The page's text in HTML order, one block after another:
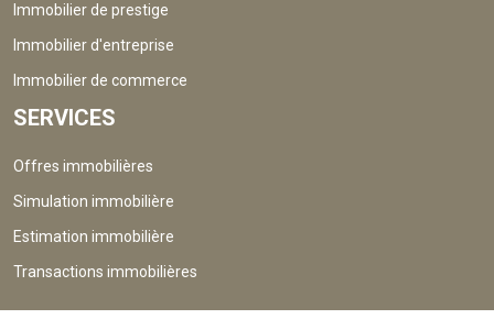
Immobilier de prestige
Immobilier d'entreprise
Immobilier de commerce
SERVICES
Offres immobilières
Simulation immobilière
Estimation immobilière
Transactions immobilières